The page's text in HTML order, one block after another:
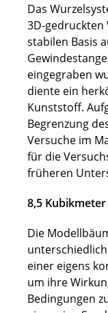
Das
3D-gedruckten
stabilen Basis
eingegraben
diente ein
Kunststoff.
Begrenzung
Versuche im
für die
früheren
8,5
Die
einer eigens
um ihre
Bedingungen